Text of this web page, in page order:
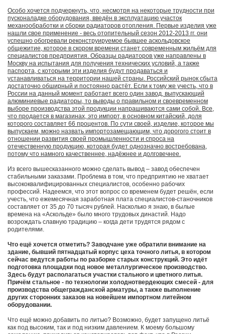
Особо хочется подчеркнуть, что, несмотря на некоторые трудности при
пусконаладке оборудования, введён в эксплуатацию участок
механообработки и сборки радиаторов отопления. Первые изделия уже
нашли свое применение - весь отопительный сезон 2012-2013 гг. они
успешно обогревали реконструируемое бывшее аскольдовское
общежитие, которое в скором времени станет современным жильём для
специалистов предприятия. Образцы радиаторов уже направлены в
Москву на испытания для получения технических условий, а также
паспорта, с которыми эти изделия будут продаваться и
устанавливаться на территории нашей страны. Российский рынок сбыта
достаточно обширный и постоянно растёт. Если к тому же учесть, что в
России на данный момент работает всего один завод, выпускающий
алюминиевые радиаторы, то выводы о правильном и своевременном
выборе производства этой продукции напрашиваются сами собой. Все,
что продается в магазинах, это импорт, в основном китайский, доля
которого составляет 66 процентов. По сути своей, изделие, которое мы
выпускаем, можно назвать импортозамещающим, что дорогого стоит в
отношении развития своей промышленности и спроса на
отечественную продукцию, которая будет однозначно востребована,
потому что намного качественнее, надёжнее и долговечнее.
Из всего вышесказанного можно сделать вывод – завод обеспечен
стабильными заказами. Проблема в том, что предприятию не хватает
высококвалифицированных специалистов, особенно рабочих
профессий. Надеемся, что этот вопрос со временем будет решён, если
учесть, что ежемесячная заработная плата специалистов-станочников
составляет от 35 до 70 тысяч рублей. Насколько я знаю, в былые
времена на «Аскольде» было много трудовых династий. Надо
возрождать славную традицию – когда дети трудятся рядом с
родителями.
Что ещё хочется отметить? Заводчане уже обратили внимание на
здание, бывший пятнадцатый корпус цеха точного литья, в котором
сейчас ведутся работы по разборке старых конструкций. Это идёт
подготовка площадки под новое металлургическое производство.
Здесь будут располагаться участки стального и цветного литья.
Причём стальное - по технологии холоднотвердеющих смесей - для
производства общегражданской арматуры, а также выполнение
других сторонних заказов на новейшем импортном литейном
оборудовании.
Что ещё можно добавить по литью? Возможно, будет запущено литьё
как под высоким, так и под низким давлением. К моему большому